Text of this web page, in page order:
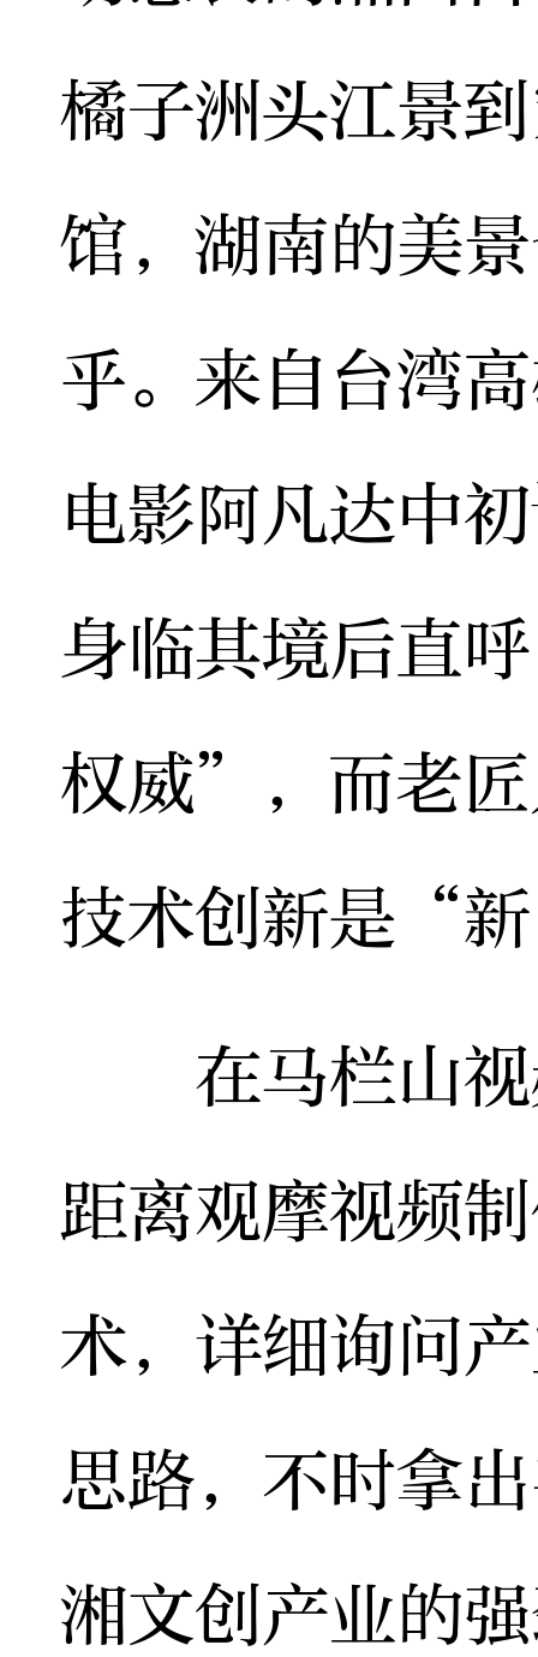
橘子洲头江景
馆，湖南的美
乎。来自台湾
电影阿凡达中
身临其境后直
权威”，而老
技术创新是“
在马栏山视
距离观摩视频
术，详细询问
思路，不时拿
湘文创产业的